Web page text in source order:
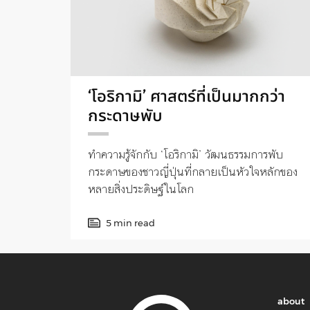
‘โอริกามิ’ ศาสตร์ที่เป็นมากกว่า
กระดาษพับ
ทำความรู้จักกับ ‘โอริกามิ’ วัฒนธรรมการพับ
กระดาษของชาวญี่ปุ่นที่กลายเป็นหัวใจหลักของ
หลายสิ่งประดิษฐ์ในโลก
5 min read
about